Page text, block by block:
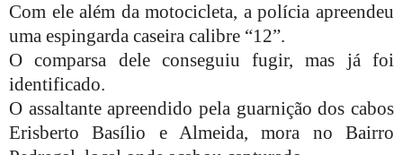
Com ele além da motocicleta, a polícia apreendeu
uma espingarda caseira calibre “12”.
O comparsa dele conseguiu fugir, mas já foi
identificado.
O assaltante apreendido pela guarnição dos cabos
Erisberto Basílio e Almeida, mora no Bairro